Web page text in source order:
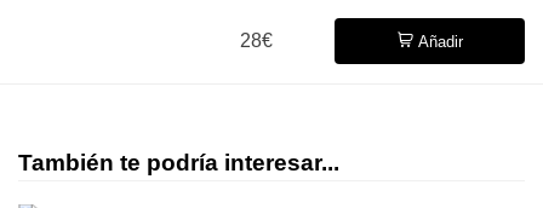
28€ Añadir
También te podría interesar...